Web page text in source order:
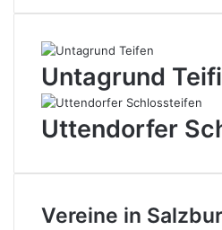
Untagrund
Uttendorfer
Vereine in